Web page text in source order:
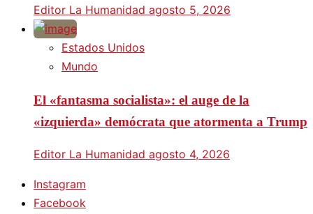
Editor La Humanidad agosto 5, 2026
Estados Unidos
Mundo
El «fantasma socialista»: el auge de la
«izquierda» demócrata que atormenta a Trump
Editor La Humanidad agosto 4, 2026
Instagram
Facebook